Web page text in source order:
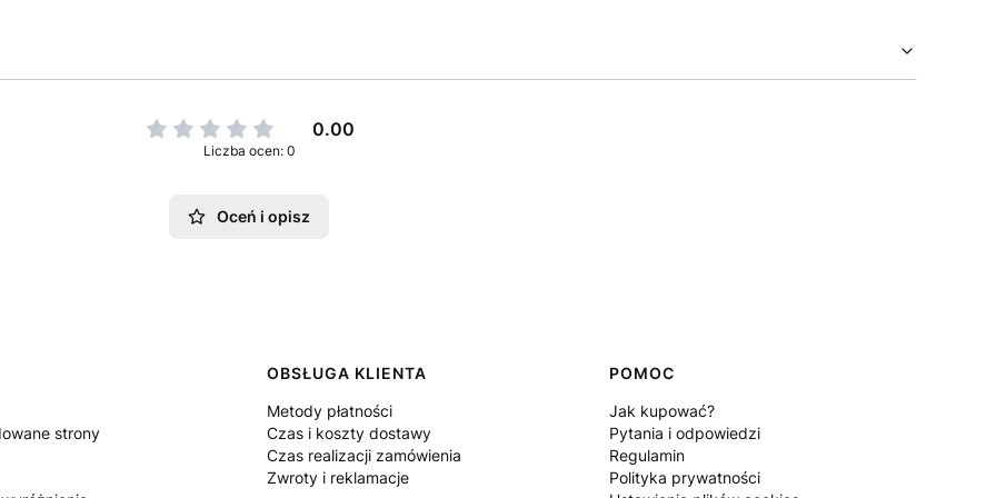
0.00
Liczba ocen: 0
Oceń i opisz
strony
OBSŁUGA KLIENTA
Metody płatności
Czas i koszty dostawy
Czas realizacji zamówienia
Zwroty i reklamacje
POMOC
Jak kupować?
Pytania i odpowiedzi
Regulamin
Polityka prywatności